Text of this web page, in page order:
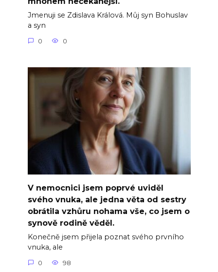
Jmenuji se Zdislava Králová. Můj syn Bohuslav
a syn
0 0
V nemocnici jsem poprvé uviděl
svého vnuka, ale jedna věta od sestry
obrátila vzhůru nohama vše, co jsem o
synově rodině věděl.
Konečně jsem přijela poznat svého prvního
vnuka, ale
0 98